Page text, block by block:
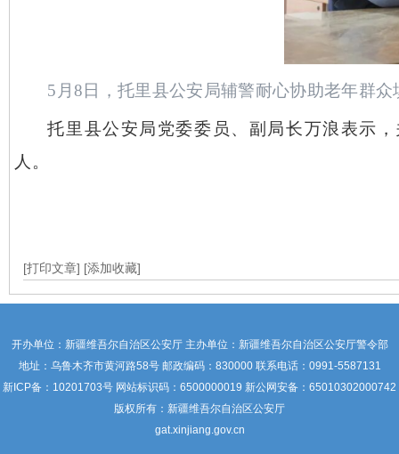
5月8日，托里县公安局辅警耐心协助老年群
托里县公安局党委委员、副局长万浪表示
人。
[打印文章] [添加收藏]
开办单位：新疆维吾尔自治区公安厅 主办单位：新疆维吾尔自治区公安厅警令部
地址：乌鲁木齐市黄河路58号 邮政编码：830000 联系电话：0991-5587131
新ICP备： 10201703号 网站标识码：6500000019 新公网安备：65010302000742
版权所有：新疆维吾尔自治区公安厅
gat.xinjiang.gov.cn